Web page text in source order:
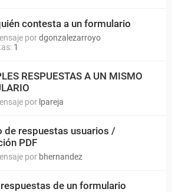
contesta a un formulario
pordgonzalezarroyo
1
RESPUESTAS A UN MISMO
por lpareja
de respuestas usuarios /
PDF
por bhernandez
de un formulario